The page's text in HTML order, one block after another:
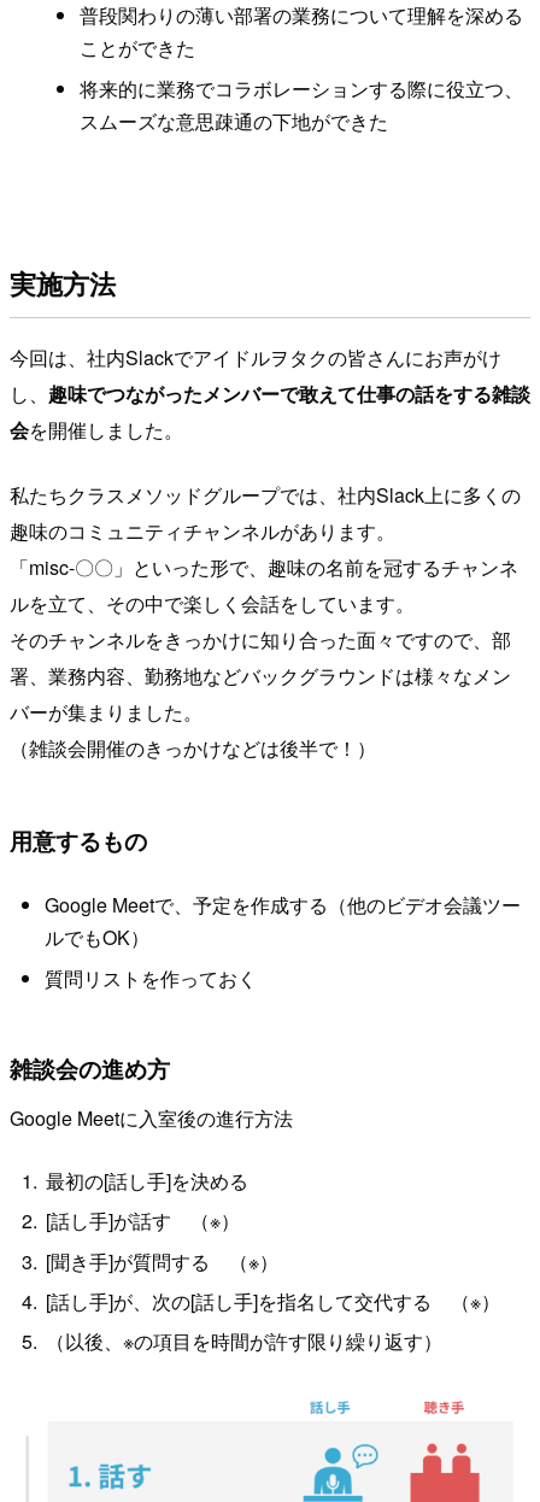
普段関わりの薄い部署の業務について理解を深める
ことができた
将来的に業務でコラボレーションする際に役立つ、
スムーズな意思疎通の下地ができた
実施方法
今回は、社内Slackでアイドルヲタクの皆さんにお声がけ
し、 趣味でつながったメンバーで敢えて仕事の話をする雑談
会を開催しました。
私たちクラスメソッドグループでは、社内Slack上に多くの
趣味のコミュニティチャンネルがあります。
「misc-〇〇」といった形で、趣味の名前を冠するチャンネ
ルを立て、その中で楽しく会話をしています。
そのチャンネルをきっかけに知り合った面々ですので、部
署、業務内容、勤務地などバックグラウンドは様々なメン
バーが集まりました。
（雑談会開催のきっかけなどは後半で！）
用意するもの
Google Meetで、予定を作成する（他のビデオ会議ツー
ルでもOK）
質問リストを作っておく
雑談会の進め方
Google Meetに入室後の進行方法
最初の[話し手]を決める
[話し手]が話す （※）
[聞き手]が質問する （※）
[話し手]が、次の[話し手]を指名して交代する （※）
（以後、※の項目を時間が許す限り繰り返す）